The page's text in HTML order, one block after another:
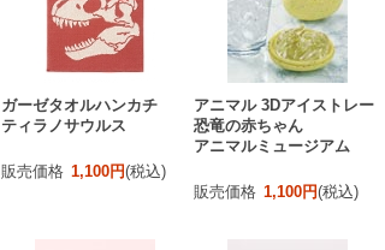
ガーゼタオルハンカチ
ティラノサウルス
販売価格 1,100円(税込)
アニマル 3Dアイストレー
恐竜の赤ちゃん
アニマルミュージアム
販売価格 1,100円(税込)